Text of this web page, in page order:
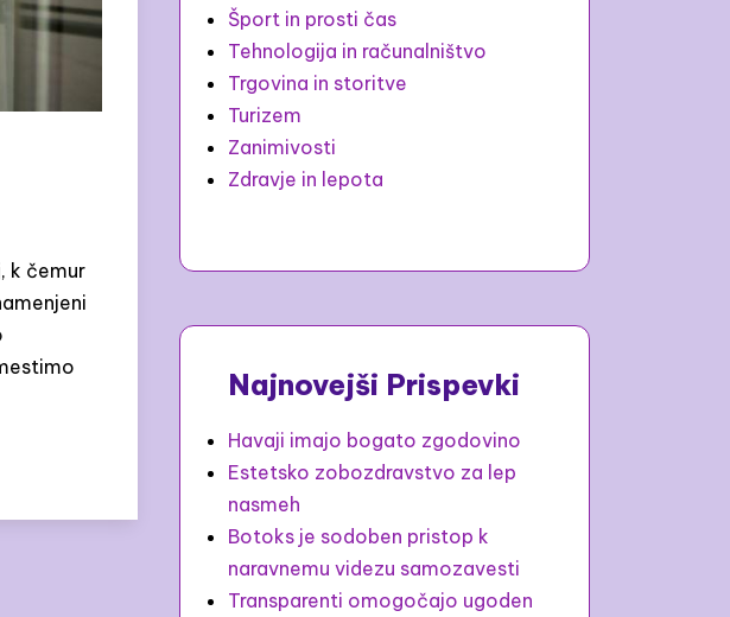
k čemur
Šport in prosti čas
Tehnologija in računalništvo
Trgovina in storitve
Turizem
Zanimivosti
Zdravje in lepota
Najnovejši Prispevki
Havaji imajo bogato zgodovino
Estetsko zobozdravstvo za lep
nasmeh
Botoks je sodoben pristop k
naravnemu videzu samozavesti
Transparenti omogočajo ugoden